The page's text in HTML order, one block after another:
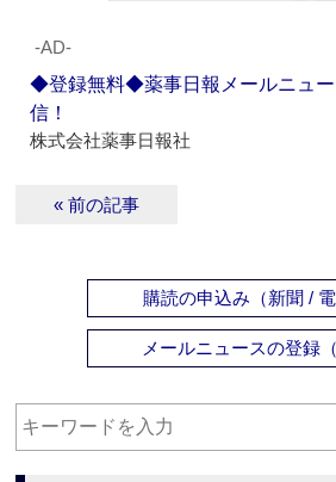
‐AD‐
◆登録無料◆薬事日報メールニュ
信！
株式会社薬事日報社
« 前の記事
購読の申込み（新聞 / 電
メールニュースの登録（